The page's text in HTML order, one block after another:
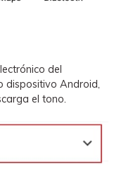
del
dispositivo Android,
el tono.